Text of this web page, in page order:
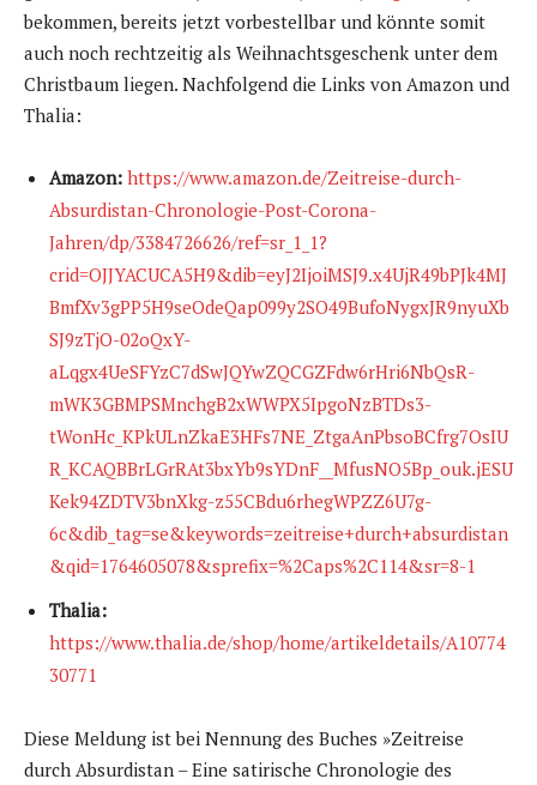
bekommen, bereits jetzt vorbestellbar und könnte somit
auch noch rechtzeitig als Weihnachtsgeschenk unter dem
Christbaum liegen. Nachfolgend die Links von Amazon und
Thalia:
Amazon: https://www.amazon.de/Zeitreise-durch-
Absurdistan-Chronologie-Post-Corona-
Jahren/dp/3384726626/ref=sr_1_1?
crid=OJJYACUCA5H9&dib=eyJ2IjoiMSJ9.x4UjR49bPJk4MJ
BmfXv3gPP5H9seOdeQap099y2SO49BufoNygxJR9nyuXb
SJ9zTjO-02oQxY-
aLqgx4UeSFYzC7dSwJQYwZQCGZFdw6rHri6NbQsR-
mWK3GBMPSMnchgB2xWWPX5IpgoNzBTDs3-
tWonHc_KPkULnZkaE3HFs7NE_ZtgaAnPbsoBCfrg7OsIU
R_KCAQBBrLGrRAt3bxYb9sYDnF__MfusNO5Bp_ouk.jESU
Kek94ZDTV3bnXkg-z55CBdu6rhegWPZZ6U7g-
6c&dib_tag=se&keywords=zeitreise+durch+absurdistan
&qid=1764605078&sprefix=%2Caps%2C114&sr=8-1
Thalia:
https://www.thalia.de/shop/home/artikeldetails/A10774
30771
Diese Meldung ist bei Nennung des Buches »Zeitreise
durch Absurdistan – Eine satirische Chronologie des